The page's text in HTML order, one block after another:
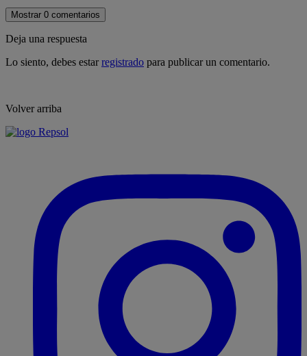
Mostrar 0 comentarios
Deja una respuesta
Lo siento, debes estarregistrado para publicar un comentario.
Volver arriba